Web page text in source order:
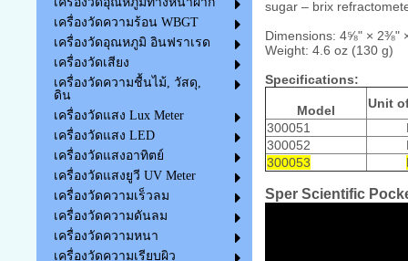
เครื่องวัดความร้อน WBGT
เครื่องวัดอุณหภูมิ อินฟราเรด
เครื่องวัดเสียง
เครื่องวัดความชื้นไม้, วัสดุ,
ดิน
เครื่องวัดแสง Lux Meter
เครื่องวัดแสง LED
เครื่องวัดแสงอาทิตย์
เครื่องวัดแสงยูวี UV Meter
เครื่องวัดความเร็วลม
เครื่องวัดความดันลม
เครื่องวัดความหนา
เครื่องวัดความเรียบผิว
sugar – brix
Dimensions: 4⅝" × 2⅜"
Weight: 4.6 oz (130 g)
Specifications:
Model
Unit
300051
300052
300053
Sper Scientific